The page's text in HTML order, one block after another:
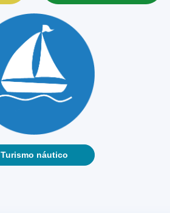
Turismo náutico